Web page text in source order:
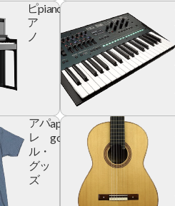
ピ
ア
ノ
piano
アパ
レ
ル・
グッ
ズ
apparel
goods